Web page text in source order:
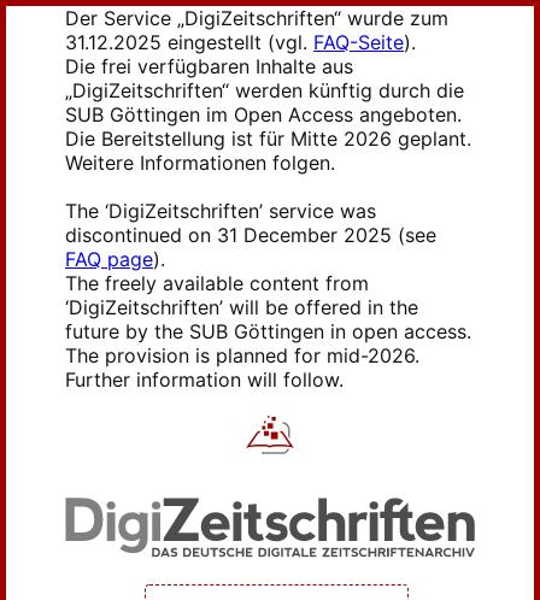
Der Service „DigiZeitschriften“ wurde zum
31.12.2025 eingestellt (vgl. FAQ-Seite).
Die frei verfügbaren Inhalte aus
„DigiZeitschriften“ werden künftig durch die
SUB Göttingen im Open Access angeboten.
Die Bereitstellung ist für Mitte 2026 geplant.
Weitere Informationen folgen.
The ‘DigiZeitschriften’ service was
discontinued on 31 December 2025 (see
FAQ page).
The freely available content from
‘DigiZeitschriften’ will be offered in the
future by the SUB Göttingen in open access.
The provision is planned for mid-2026.
Further information will follow.